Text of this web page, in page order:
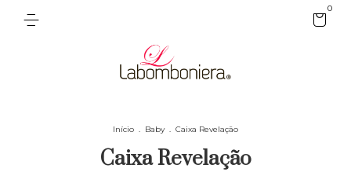
0
Início . Baby . Caixa Revelação
Caixa Revelação